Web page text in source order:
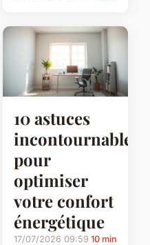
10 astuces
incontournables
pour
optimiser
votre confort
énergétique
17/07/2026 09:59 10 min